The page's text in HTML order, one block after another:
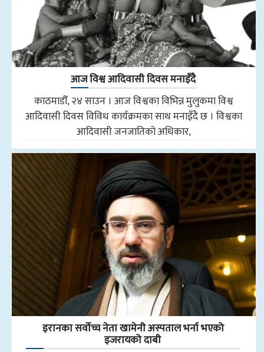
आज विश्व आदिवासी दिवस मनाइँदै
काठमाडौँ, २४ साउन । आज विश्वका विभिन्न मुलुकमा विश्व
आदिवासी दिवस विविध कार्यक्रमका साथ मनाइँदै छ । विश्वका
आदिवासी जनजातिको अधिकार,
इरानका सर्वोच्च नेता खामेनी अस्पताल भर्ना भएको
इजरायको दाबी